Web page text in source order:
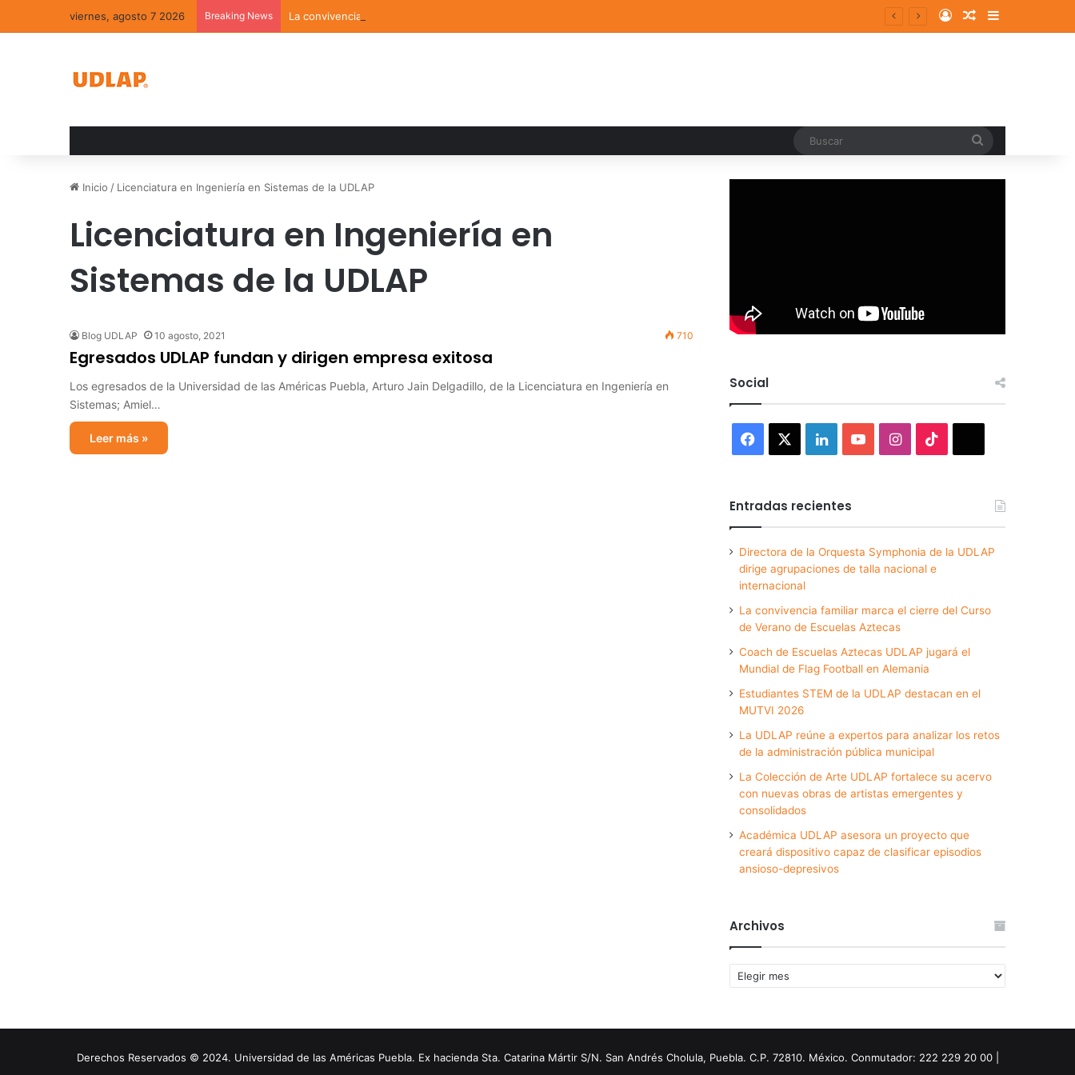
viernes, agosto 7 2026 Breaking News La convivencia familiar marca el cierre del Curso de Verano de Escuelas Aztecas Log InRandom Article
Sidebar
Inicio / Licenciatura en Ingeniería en Sistemas de la UDLAP
Licenciatura en Ingeniería en
Sistemas de la UDLAP
Blog UDLAP 10 agosto, 2021 710
Egresados UDLAP fundan y dirigen empresa exitosa
Los egresados de la Universidad de las Américas Puebla, Arturo Jain Delgadillo, de la Licenciatura en Ingeniería en
Sistemas; Amiel…
Leer más »
Social
Facebook LinkedInYouTubeInstagram
Entradas recientes
Directora de la Orquesta Symphonia de la UDLAP
dirige agrupaciones de talla nacional e
internacional
La convivencia familiar marca el cierre del Curso
de Verano de Escuelas Aztecas
Coach de Escuelas Aztecas UDLAP jugará el
Mundial de Flag Football en Alemania
Estudiantes STEM de la UDLAP destacan en el
MUTVI 2026
La UDLAP reúne a expertos para analizar los retos
de la administración pública municipal
La Colección de Arte UDLAP fortalece su acervo
con nuevas obras de artistas emergentes y
consolidados
Académica UDLAP asesora un proyecto que
creará dispositivo capaz de clasificar episodios
ansioso-depresivos
Archivos
Archivos
Derechos Reservados © 2024. Universidad de las Américas Puebla. Ex hacienda Sta. Catarina Mártir S/N. San Andrés Cholula, Puebla. C.P. 72810. México. Conmutador: 222 229 20 00 |